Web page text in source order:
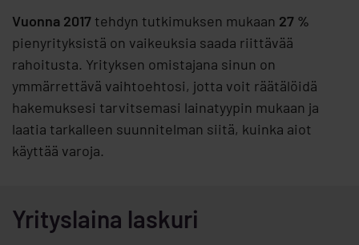
Vuonna 2017 tehdyn tutkimuksen mukaan 27 %
pienyrityksistä on vaikeuksia saada riittävää
rahoitusta. Yrityksen omistajana sinun on
ymmärrettävä vaihtoehtosi, jotta voit räätälöidä
hakemuksesi tarvitsemasi lainatyypin mukaan ja
laatia tarkalleen suunnitelman siitä, kuinka aiot
käyttää varoja.
Yrityslaina laskuri